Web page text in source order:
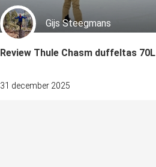
Gijs Steegmans
Review Thule Chasm duffeltas 70L
31 december 2025